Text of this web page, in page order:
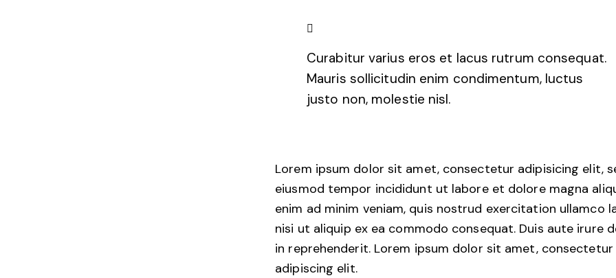
Curabitur varius eros et lacus rutrum consequat.
Mauris sollicitudin enim condimentum, luctus
justo non, molestie nisl.
Lorem ipsum dolor sit amet, consectetur adipisicing elit,
eiusmod tempor incididunt ut labore et dolore magna
enim ad minim veniam, quis nostrud exercitation ullamco
nisi ut aliquip ex ea commodo consequat. Duis aute irure
in reprehenderit. Lorem ipsum dolor sit amet, consectetur
adipiscing elit.